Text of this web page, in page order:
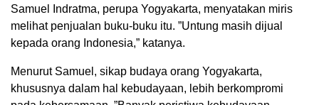
Samuel Indratma, perupa Yogyakarta, menyatakan miris
melihat penjualan buku-buku itu. ”Untung masih dijual
kepada orang Indonesia,” katanya.
Menurut Samuel, sikap budaya orang Yogyakarta,
khususnya dalam hal kebudayaan, lebih berkompromi